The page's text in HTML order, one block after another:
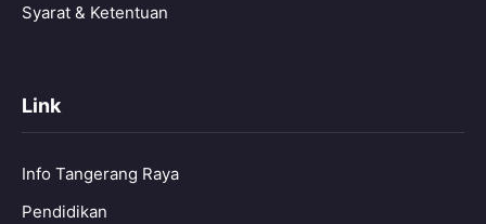
Syarat & Ketentuan
Link
Info Tangerang Raya
Pendidikan